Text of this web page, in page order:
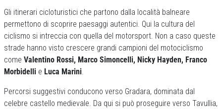
Gli itinerari cicloturistici che partono dalla località balneare
permettono di scoprire paesaggi autentici. Qui la cultura del
ciclismo si intreccia con quella del motorsport. Non a caso queste
strade hanno visto crescere grandi campioni del motociclismo
come Valentino Rossi, Marco Simoncelli, Nicky Hayden, Franco
Morbidelli e Luca Marini.
Percorsi suggestivi conducono verso Gradara, dominata dal
celebre castello medievale. Da qui si può proseguire verso Tavullia,